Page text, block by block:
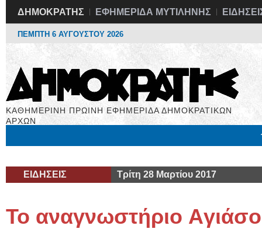
ΔΗΜΟΚΡΑΤΗΣ ΕΦΗΜΕΡΙΔΑ ΜΥΤΙΛΗΝΗΣ
ΠΕΜΠΤΗ 6 ΑΥΓΟΥΣΤΟΥ 2026
ΚΑΘΗΜΕΡΙΝΗ ΠΡΩΙΝΗ ΕΦΗΜΕΡΙΔΑ ΔΗΜΟΚΡΑΤΙΚΩΝ
ΑΡΧΩΝ
ΕΙΔΗΣΕΙΣ Τρίτη 28 Μαρτίου 2017
Το αναγνωστήριο